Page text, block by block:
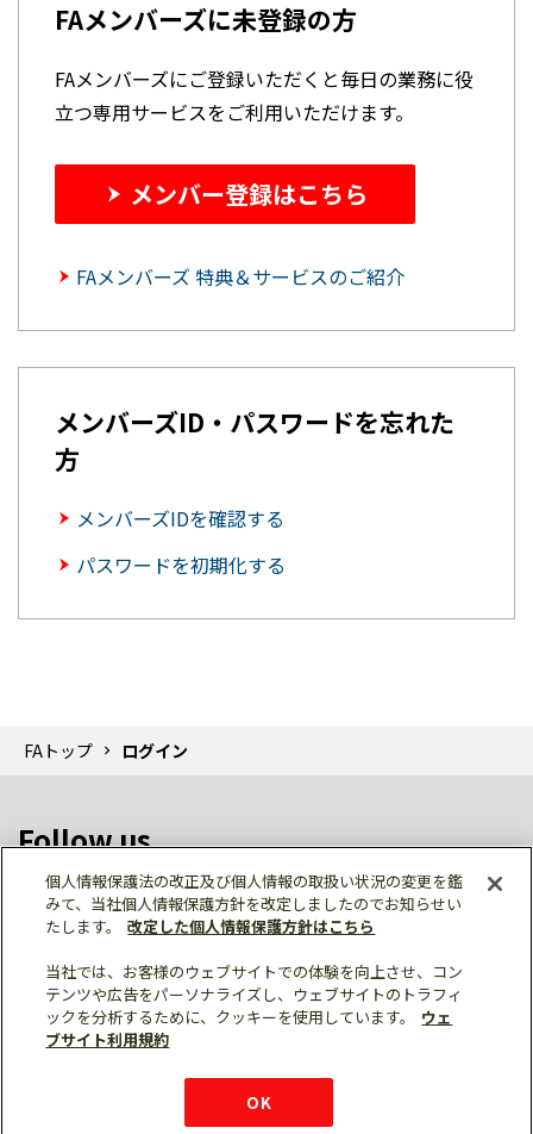
FAメンバーズに未登録の方
FAメンバーズにご登録いただくと毎日の業務に役
立つ専用サービスをご利用いただけます。
メンバー登録はこちら
FAメンバーズ 特典＆サービスのご紹介
メンバーズID・パスワードを忘れた
方
メンバーズIDを確認する
パスワードを初期化する
FAトップ ログイン
Follow us
個人情報保護 利用規約
ご利用にあたって
サイトマップ
三菱電機トップ
個人情報保護法の改正及び個人情報の取扱い状況の変更を鑑
みて、当社個人情報保護方針を改定しましたのでお知らせい
たします。
改定した個人情報保護方針はこちら
当社では、お客様のウェブサイトでの体験を向上させ、コン
テンツや広告をパーソナライズし、ウェブサイトのトラフィ
ックを分析するために、クッキーを使用しています。
ウェ
ブサイト利用規約
OK
チャットサービス